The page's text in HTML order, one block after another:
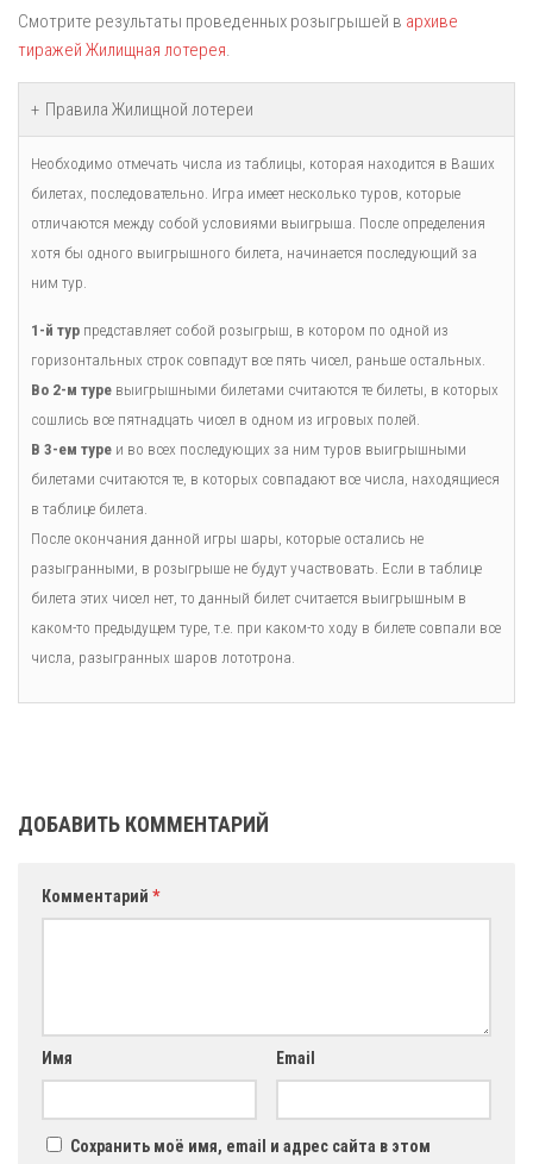
Смотрите результаты проведенных розыгрышей в архиве
тиражей Жилищная лотерея.
Правила Жилищной лотереи
Необходимо отмечать числа из таблицы, которая находится в Ваших
билетах, последовательно. Игра имеет несколько туров, которые
отличаются между собой условиями выигрыша. После определения
хотя бы одного выигрышного билета, начинается последующий за
ним тур.
1-й тур представляет собой розыгрыш, в котором по одной из
горизонтальных строк совпадут все пять чисел, раньше остальных.
Во 2-м туре выигрышными билетами считаются те билеты, в которых
сошлись все пятнадцать чисел в одном из игровых полей.
В 3-ем туре и во всех последующих за ним туров выигрышными
билетами считаются те, в которых совпадают все числа, находящиеся
в таблице билета.
После окончания данной игры шары, которые остались не
разыгранными, в розыгрыше не будут участвовать. Если в таблице
билета этих чисел нет, то данный билет считается выигрышным в
каком-то предыдущем туре, т.е. при каком-то ходу в билете совпали все
числа, разыгранных шаров лототрона.
ДОБАВИТЬ КОММЕНТАРИЙ
Комментарий *
Имя Email
Сохранить моё имя, email и адрес сайта в этом